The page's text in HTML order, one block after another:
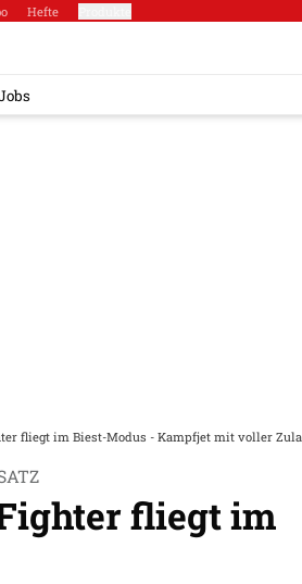
Hefte
fliegt im Biest-Modus - Kampfjet mit voller
fliegt im